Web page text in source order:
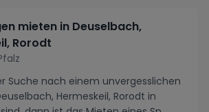
mieten in Deuselbach,
Rorodt
Suche nach einem unvergesslichen
Hermeskeil, Rorodt in